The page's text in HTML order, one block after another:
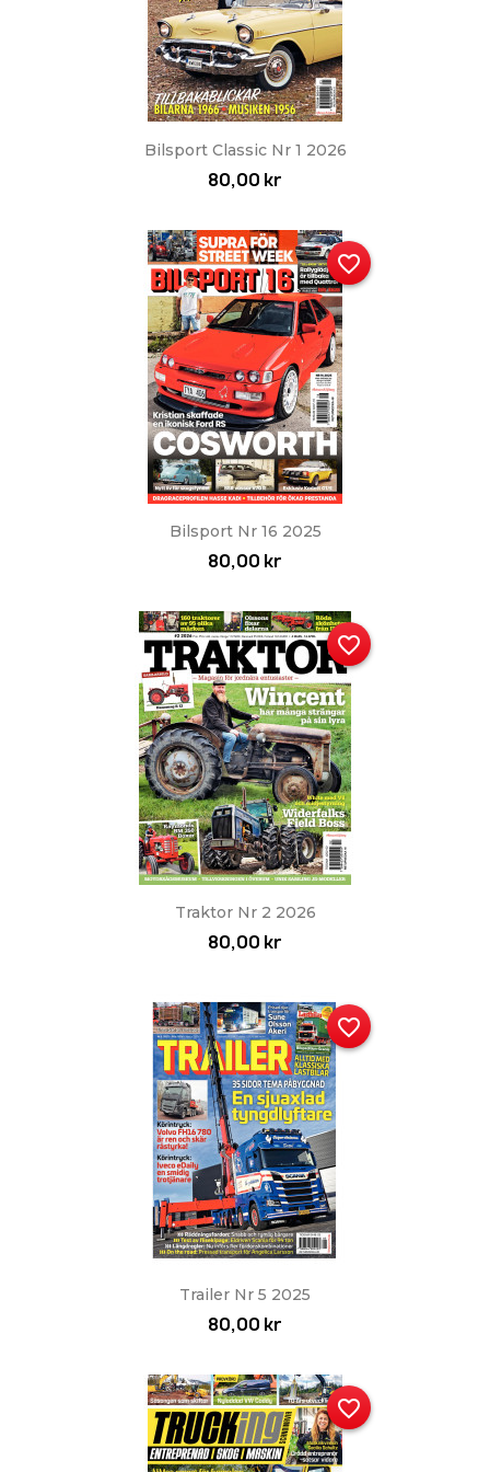
Bilsport Classic Nr 1 2026
80,00 kr
Bilsport Nr 16 2025
80,00 kr
favorite_border
Traktor Nr 2 2026
80,00 kr
favorite_border
Trailer Nr 5 2025
80,00 kr
favorite_border
favorite_border